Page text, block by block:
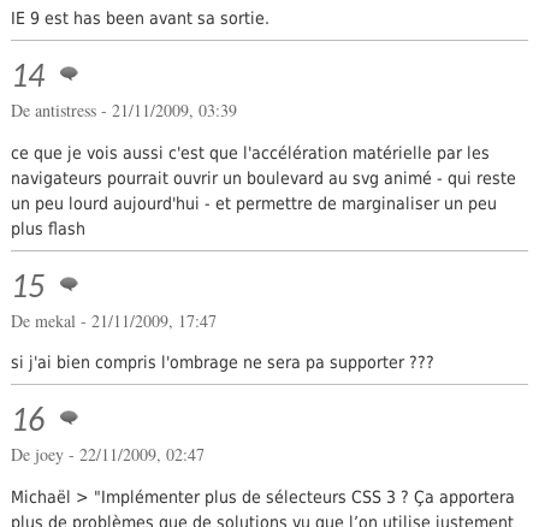
IE 9 est has been avant sa sortie.
14
De antistress- 21/11/2009, 03:39
ce que je vois aussi c'est que l'accélération matérielle par les
navigateurs pourrait ouvrir un boulevard au svg animé - qui reste
un peu lourd aujourd'hui - et permettre de marginaliser un peu
plus flash
15
De mekal - 21/11/2009, 17:47
si j'ai bien compris l'ombrage ne sera pa supporter ???
16
De joey - 22/11/2009, 02:47
Michaël > "Implémenter plus de sélecteurs CSS 3 ? Ça apportera
plus de problèmes que de solutions vu que l’on utilise justement